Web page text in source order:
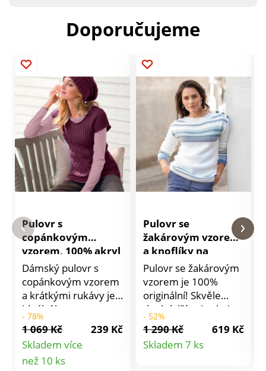
Doporučujeme
Pulovr s
copánkovým
vzorem, 100% akryl
Dámský pulovr s
copánkovým vzorem
a krátkými rukávy je
ideální ke
kombinování s
jednobarevnými
tričky. Moderní
žebrování dává
- 78%
1 069 Kč
239 Kč
Skladem více
než 10 ks
Pulovr se
žakárovým vzorem
a knoflíky na
ramenou
Pulovr se žakárovým
vzorem je 100%
originální! Skvěle
doplní džíny i sukni.
Lodičkový výstřih.
Spadlá ramena s
knoflíky. Dlouhé
- 52%
1 290 Kč
619 Kč
Skladem 7 ks
Detail